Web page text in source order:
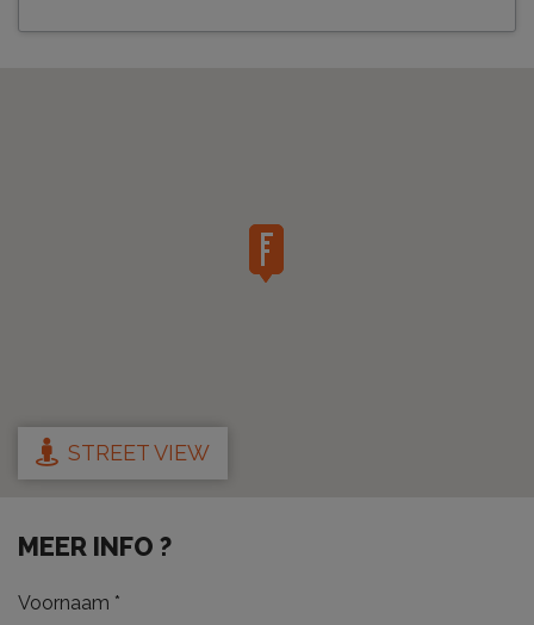
STREET VIEW
MEER INFO ?